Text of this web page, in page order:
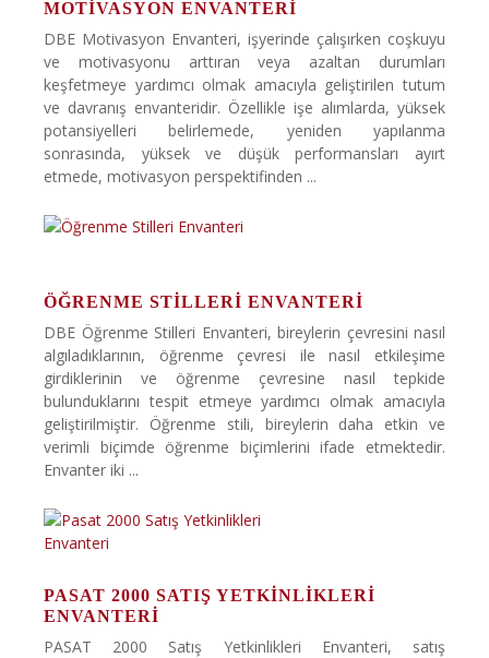
MOTIVASYON ENVANTERI
DBE Motivasyon Envanteri, işyerinde çalışırken coşkuyu
ve motivasyonu arttıran veya azaltan durumları
keşfetmeye yardımcı olmak amacıyla geliştirilen tutum
ve davranış envanteridir. Özellikle işe alımlarda, yüksek
potansiyelleri belirlemede, yeniden yapılanma
sonrasında, yüksek ve düşük performansları ayırt
etmede, motivasyon perspektifinden ...
ÖĞRENME STILLERI ENVANTERI
DBE Öğrenme Stilleri Envanteri, bireylerin çevresini nasıl
algıladıklarının, öğrenme çevresi ile nasıl etkileşime
girdiklerinin ve öğrenme çevresine nasıl tepkide
bulunduklarını tespit etmeye yardımcı olmak amacıyla
geliştirilmiştir. Öğrenme stili, bireylerin daha etkin ve
verimli biçimde öğrenme biçimlerini ifade etmektedir.
Envanter iki ...
PASAT 2000 SATIŞ YETKINLIKLERI
ENVANTERI
PASAT 2000 Satış Yetkinlikleri Envanteri, satış